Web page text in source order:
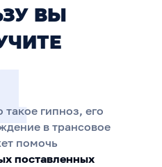
ВЫ
такое гипноз, его
в трансовое
помочь
поставленных